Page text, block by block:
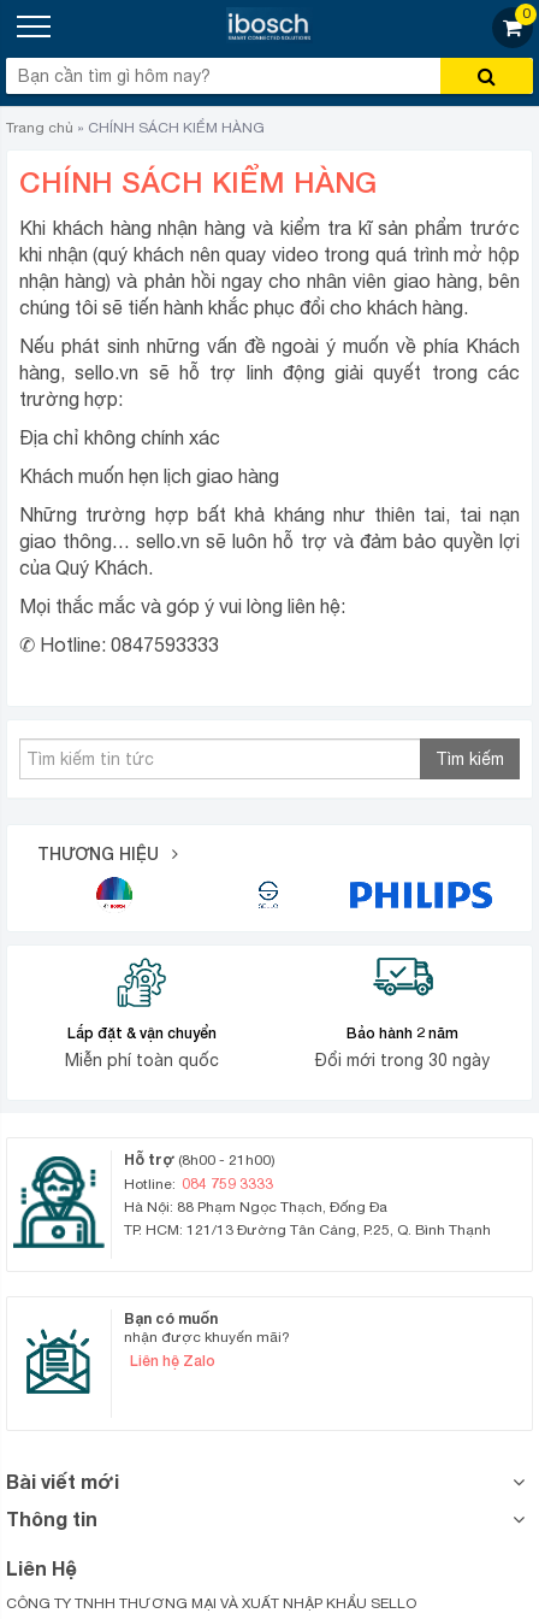
0
Trang chủ » CHÍNH SÁCH KIỂM HÀNG
CHÍNH SÁCH KIỂM HÀNG
Khi khách hàng nhận hàng và kiểm tra kĩ sản phẩm trước
khi nhận (quý khách nên quay video trong quá trình mở hộp
nhận hàng) và phản hồi ngay cho nhân viên giao hàng, bên
chúng tôi sẽ tiến hành khắc phục đổi cho khách hàng.
Nếu phát sinh những vấn đề ngoài ý muốn về phía Khách
hàng, sello.vn sẽ hỗ trợ linh động giải quyết trong các
trường hợp:
Địa chỉ không chính xác
Khách muốn hẹn lịch giao hàng
Những trường hợp bất khả kháng như thiên tai, tai nạn
giao thông… sello.vn sẽ luôn hỗ trợ và đảm bảo quyền lợi
của Quý Khách.
Mọi thắc mắc và góp ý vui lòng liên hệ:
✆ Hotline: 0847593333
Tìm kiếm
THƯƠNG HIỆU
Lắp đặt & vận chuyển
Miễn phí toàn quốc
Bảo hành 2 năm
Đổi mới trong 30 ngày
Hỗ trợ (8h00 - 21h00)
Hotline: 084 759 3333
Hà Nội: 88 Phạm Ngọc Thạch, Đống Đa
TP. HCM: 121/13 Đường Tân Cảng, P.25, Q. Bình Thạnh
Bạn có muốn
nhận được khuyến mãi?
Liên hệ Zalo
Bài viết mới
Thông tin
Liên Hệ
CÔNG TY TNHH THƯƠNG MẠI VÀ XUẤT NHẬP KHẨU SELLO